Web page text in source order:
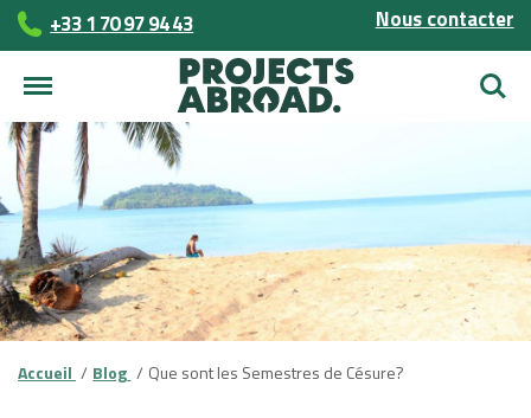
+33 1 70 97 94 43 Nous contacter
Accueil Blog Que sont les Semestres de Césure?